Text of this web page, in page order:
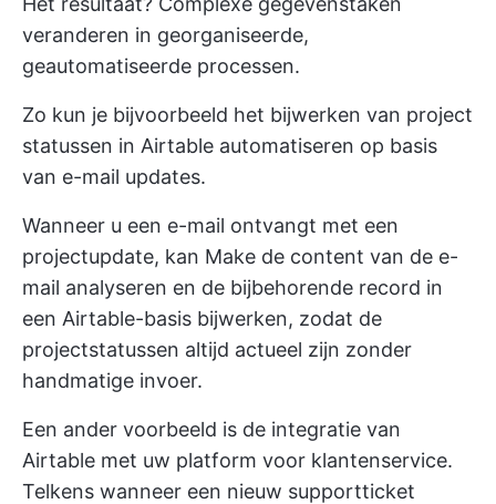
veranderen in georganiseerde,
geautomatiseerde processen.
Zo kun je bijvoorbeeld het bijwerken van project
statussen in Airtable automatiseren op basis
van e-mail updates.
Wanneer u een e-mail ontvangt met een
projectupdate, kan Make de content van de e-
mail analyseren en de bijbehorende record in
een Airtable-basis bijwerken, zodat de
projectstatussen altijd actueel zijn zonder
handmatige invoer.
Een ander voorbeeld is de integratie van
Airtable met uw platform voor klantenservice.
Telkens wanneer een nieuw supportticket